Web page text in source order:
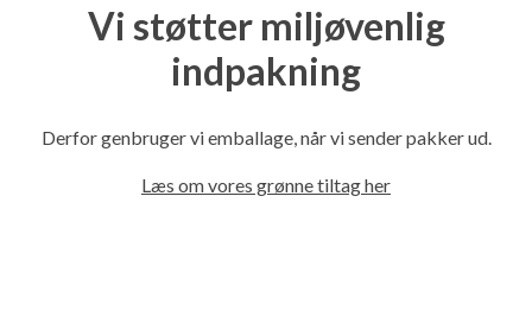
Vi støtter miljøvenlig
indpakning
Derfor genbruger vi emballage, når vi sender pakker ud.
Læs om vores grønne tiltag her